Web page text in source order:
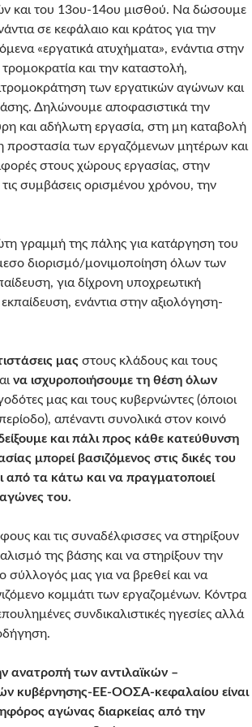
και του 13ου-14ου μισθού. Να δώσουμε
σε κεφάλαιο και κράτος για την
«εργατικά ατυχήματα», ενάντια στην
τρομοκρατία και την καταστολή,
των εργατικών αγώνων και
Δηλώνουμε αποφασιστικά την
και αδήλωτη εργασία, στη μη καταβολή
προστασία των εργαζόμενων μητέρων και
στους χώρους εργασίας, στην
συμβάσεις ορισμένου χρόνου, την
γραμμή της πάλης για κατάργηση του
διορισμό/μονιμοποίηση όλων των
για δίχρονη υποχρεωτική
ενάντια στην αξιολόγηση-
μας στους κλάδους και τους
να ισχυροποιήσουμε τη θέση όλων
μας και τους κυβερνώντες (όποιοι
απέναντι συνολικά στον κοινό
και πάλι προς κάθε κατεύθυνση
μπορεί βασιζόμενος στις δικές του
από τα κάτω και να πραγματοποιεί
του.
και τις συναδέλφισσες να στηρίξουν
της βάσης και να στηρίξουν την
σύλλογός μας για να βρεθεί και να
κομμάτι των εργαζομένων. Κόντρα
συνδικαλιστικές ηγεσίες αλλά
ανατροπή των αντιλαϊκών –
κυβέρνησης-ΕΕ-ΟΟΣΑ-κεφαλαίου είναι
αγώνας διαρκείας από την